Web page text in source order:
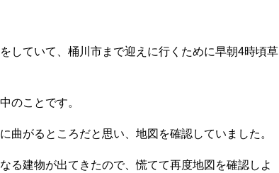
していて、桶川市まで迎えに行くために早朝4時頃草
のことです。
曲がるところだと思い、地図を確認していました。
る建物が出てきたので、慌てて再度地図を確認しよ